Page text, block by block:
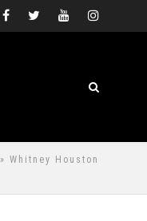
» Whitney Houston